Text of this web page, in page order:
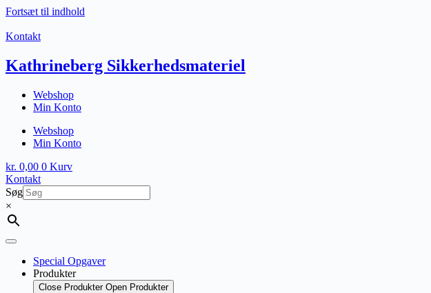
Fortsæt til indhold
Kontakt
Kathrineberg Sikkerhedsmateriel
Webshop
Min Konto
Webshop
Min Konto
kr. 0,00 0 Kurv
Kontakt
Søg
×
Special Opgaver
Produkter
Close Produkter Open Produkter